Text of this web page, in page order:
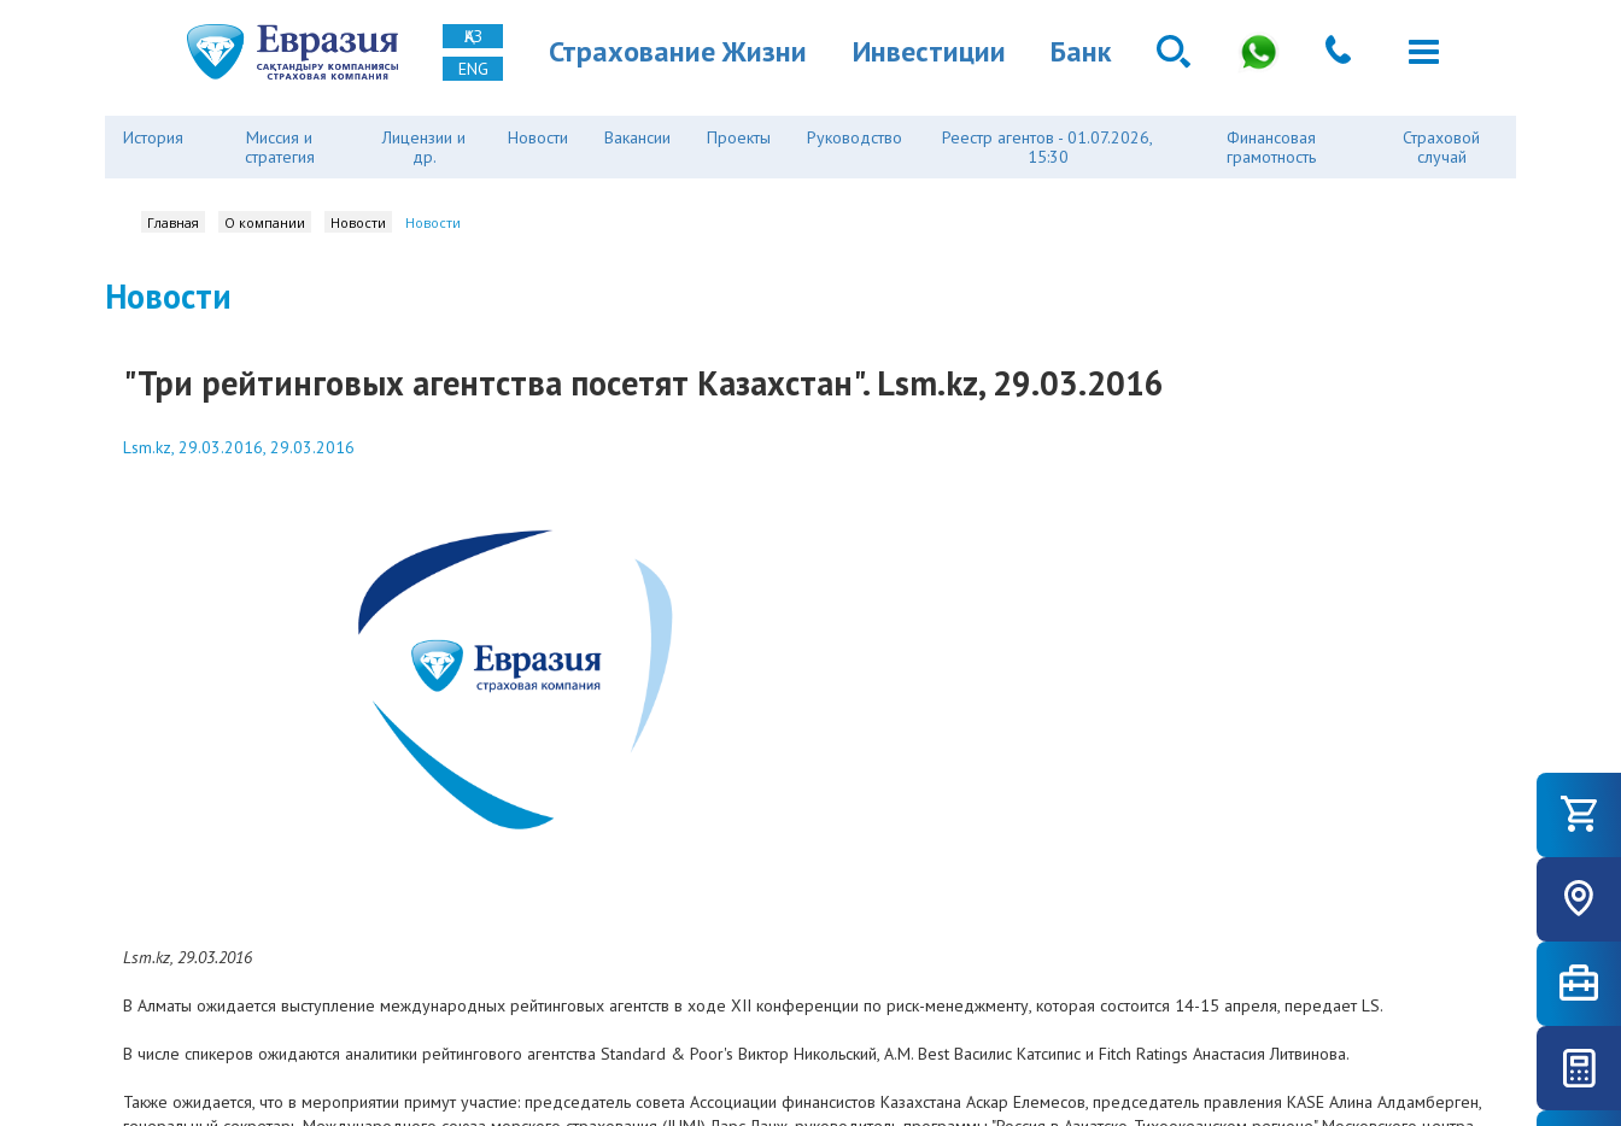
ҚАЗ
ENG
Страхование Жизни Инвестиции Банк
История
Миссия и
стратегия
Лицензии и
др.
Новости Вакансии Проекты Руководство
Реестр агентов - 01.07.2026,
15:30
Финансовая
грамотность
Страховой
случай
Главная О компании Новости Новости
Новости
"Три рейтинговых агентства посетят Казахстан". Lsm.kz, 29.03.2016
Lsm.kz, 29.03.2016, 29.03.2016
Lsm.kz, 29.03.2016
В Алматы ожидается выступление международных рейтинговых агентств в ходе XII конференции по риск-менеджменту, которая состоится 14-15 апреля, передает LS.
В числе спикеров ожидаются аналитики рейтингового агентства Standard & Poor's Виктор Никольский, A.M. Best Василис Катсипис и Fitch Ratings Анастасия Литвинова.
Также ожидается, что в мероприятии примут участие: председатель совета Ассоциации финансистов Казахстана Аскар Елемесов, председатель правления KASE Алина Алдамберген,